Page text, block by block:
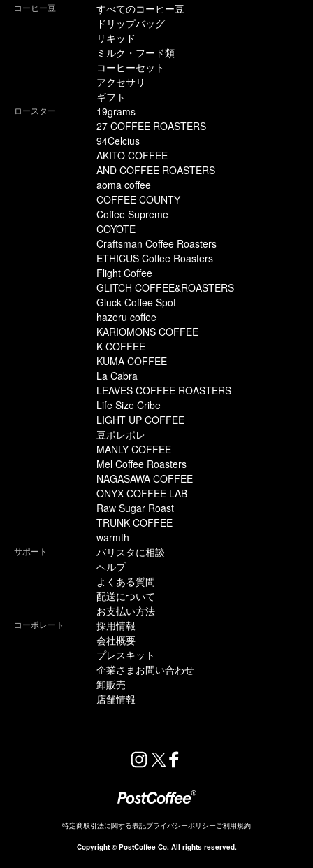
コーヒー豆
すべてのコーヒー豆
ドリップバッグ
リキッド
ミルク・フード類
コーヒーセット
アクセサリ
ギフト
ロースター
19grams
27 COFFEE ROASTERS
94Celcius
AKITO COFFEE
AND COFFEE ROASTERS
aoma coffee
COFFEE COUNTY
Coffee Supreme
COYOTE
Craftsman Coffee Roasters
ETHICUS Coffee Roasters
Flight Coffee
GLITCH COFFEE&ROASTERS
Gluck Coffee Spot
hazeru coffee
KARIOMONS COFFEE
K COFFEE
KUMA COFFEE
La Cabra
LEAVES COFFEE ROASTERS
Life Size Cribe
LIGHT UP COFFEE
豆ポレポレ
MANLY COFFEE
Mel Coffee Roasters
NAGASAWA COFFEE
ONYX COFFEE LAB
Raw Sugar Roast
TRUNK COFFEE
warmth
サポート
バリスタに相談
ヘルプ
よくある質問
配送について
お支払い方法
コーポレート
採用情報
会社概要
プレスキット
企業さまお問い合わせ
卸販売
店舗情報
特定商取引法に関する表記プライバシーポリシーご利用規約
Copyright © PostCoffee Co. All rights reserved.
販売終了